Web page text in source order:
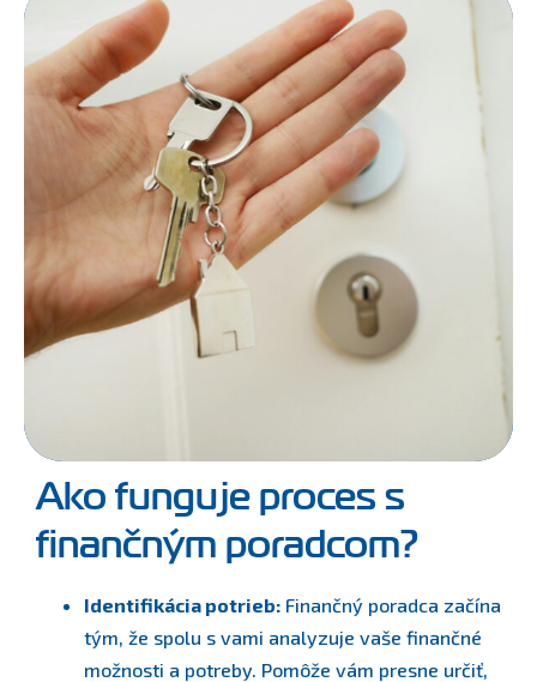
Ako funguje proces s
finančným poradcom?
Identifikácia potrieb: Finančný poradca začína
tým, že spolu s vami analyzuje vaše finančné
možnosti a potreby. Pomôže vám presne určiť,